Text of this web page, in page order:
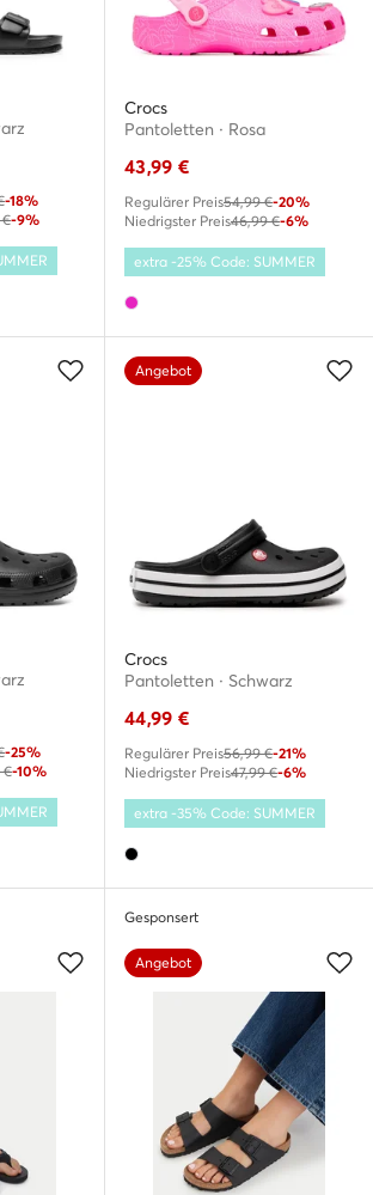
-18%
€-9%
Crocs
Pantoletten · Rosa
43,99 €
Regulärer Preis54,99 €-20%
Niedrigster Preis46,99 €-6%
extra -25% Code: SUMMER
-25%
€-10%
Angebot
Crocs
Pantoletten · Schwarz
44,99 €
Regulärer Preis56,99 €-21%
Niedrigster Preis47,99 €-6%
extra -35% Code: SUMMER
Gesponsert
Angebot